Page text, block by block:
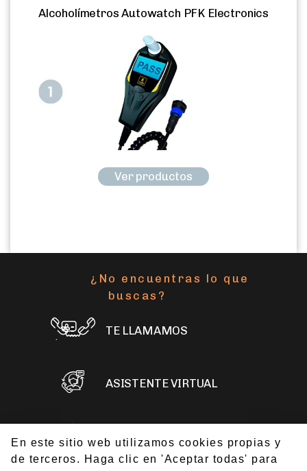
Alcoholímetros Autowatch PFK Electronics
Ver productos
¿No encuentras lo que
buscas?
TE LLAMAMOS
ASISTENTE VIRTUAL
ESCRÍBENOS